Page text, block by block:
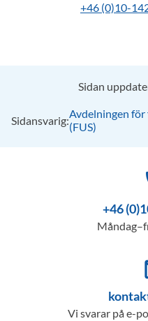
+46 (0)10-
Sidan
Sidansvarig:Avdelningen
(FUS)
+46
Vi svarar på e-